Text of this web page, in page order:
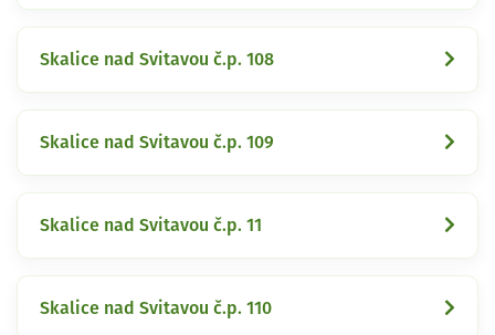
Skalice nad Svitavou č.p. 108
Skalice nad Svitavou č.p. 109
Skalice nad Svitavou č.p. 11
Skalice nad Svitavou č.p. 110